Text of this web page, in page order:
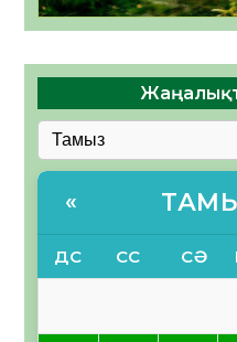
«
ДС СС СӘ